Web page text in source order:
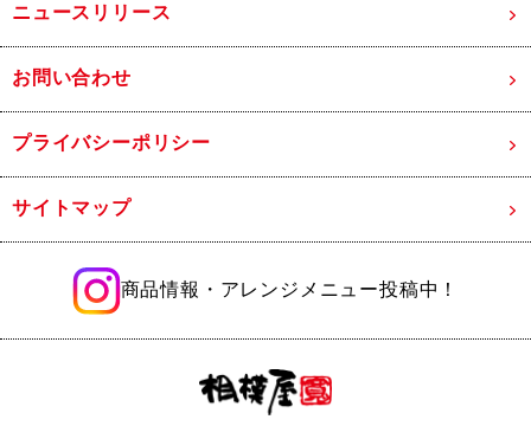
ニュースリリース
お問い合わせ
プライバシーポリシー
サイトマップ
商品情報・アレンジメニュー投稿中！